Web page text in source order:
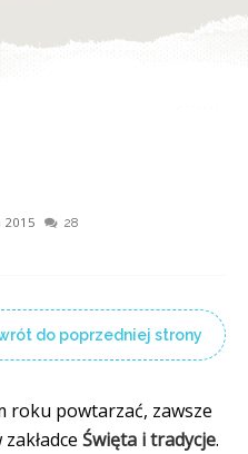
2015 28
do poprzedniej strony
roku powtarzać, zawsze
Święta i tradycje.